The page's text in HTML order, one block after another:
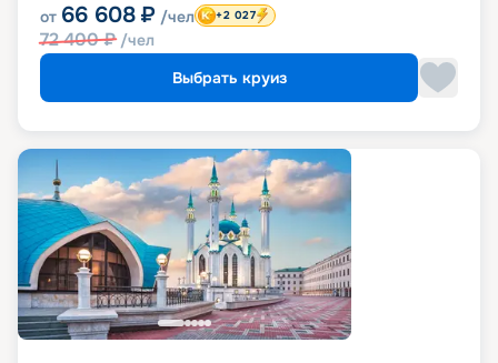
от 66 608 ₽ /чел
72 400₽ /чел
+2 027
Выбрать круиз